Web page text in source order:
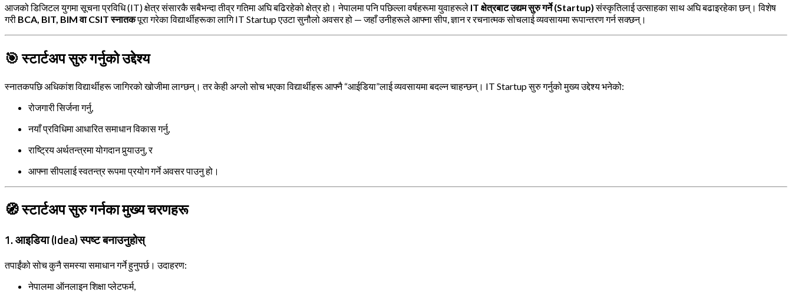
आजको डिजिटल युगमा सूचना प्रविधि (IT) क्षेत्र संसारकै सबैभन्दा तीव्र गतिमा अघि बढिरहेको क्षेत्र हो। नेपालमा पनि पछिल्ला वर्षहरूमा युवाहरूले IT क्षेत्रबाट उद्यम सुरु गर्ने (Startup)संस्कृतिलाई उत्साहका साथ अघि बढाइरहेका छन्। विशेष
गरी BCA, BIT, BIM वा CSIT स्नातकपूरा गरेका विद्यार्थीहरूका लागि IT Startup एउटा सुनौलो अवसर हो — जहाँ उनीहरूले आफ्ना सीप, ज्ञान र रचनात्मक सोचलाई व्यवसायमा रूपान्तरण गर्न सक्छन्।
🎯स्टार्टअप सुरु गर्नुको उद्देश्य
स्नातकपछि अधिकांश विद्यार्थीहरू जागिरको खोजीमा लाग्छन्। तर केही अग्लो सोच भएका विद्यार्थीहरू आफ्नै “आईडिया”लाई व्यवसायमा बदल्न चाहन्छन्। IT Startup सुरु गर्नुको मुख्य उद्देश्य भनेको:
रोजगारी सिर्जना गर्नु,
नयाँ प्रविधिमा आधारित समाधान विकास गर्नु,
राष्ट्रिय अर्थतन्त्रमा योगदान पुर्‍याउनु, र
आफ्ना सीपलाई स्वतन्त्र रूपमा प्रयोग गर्ने अवसर पाउनु हो।
🧭स्टार्टअप सुरु गर्नका मुख्य चरणहरू
1.आइडिया (Idea) स्पष्ट बनाउनुहोस्
तपाईंको सोच कुनै समस्या समाधान गर्ने हुनुपर्छ। उदाहरण:
नेपालमा ऑनलाइन शिक्षा प्लेटफर्म,